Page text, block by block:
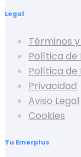
Legal
Términos
Política de
Política de
Privacidad
Aviso Legal
Cookies
Tu Emerplus